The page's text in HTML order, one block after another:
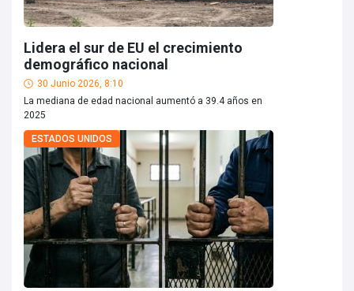
Lidera el sur de EU el crecimiento
demográfico nacional
30 Junio 2026, 8:10
La mediana de edad nacional aumentó a 39.4 años en
2025
ESTADOS UNIDOS